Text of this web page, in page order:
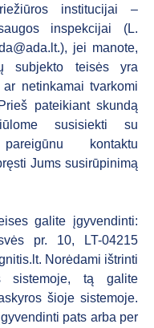
institucijai –
inspekcijai (L.
.), jei manote,
subjekto teisės yra
netinkamai tvarkomi
pateikiant skundą
susisiekti su
kontaktu
Jums susirūpinimą
galite įgyvendinti:
pr. 10, LT-04215
. Norėdami ištrinti
sistemoje, tą galite
šioje sistemoje.
pats arba per